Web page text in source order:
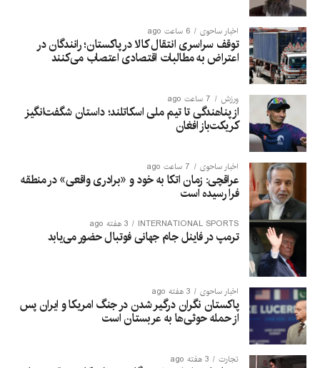
اخبار ساحوی 6 ساعت ago
توقف سراسری انتقال کالا در پاکستان؛ رانندگان در
اعتراض به مطالبات اقتصادی اعتصاب می‌کنند
ورزش 7 ساعت ago
از پناهندگی تا تیم ملی اسکاتلند؛ داستان شگفت‌انگیز
کریکت‌باز افغان
اخبار ساحوی 7 ساعت ago
عراقچی: زمان اتکا به خود و «برادری واقعی» در منطقه
فرا رسیده است
INTERNATIONAL SPORTS 3 هفته ago
ترمپ در فاینل جام جهانی فوتبال حضور می‌یابد
اخبار ساحوی 3 هفته ago
پاکستان نگران درگیر شدن در جنگ امریکا و ایران پس
از حمله حوثی‌ها به عربستان است
تجارت 3 هفته ago